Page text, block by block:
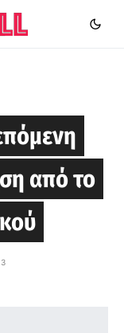
από το